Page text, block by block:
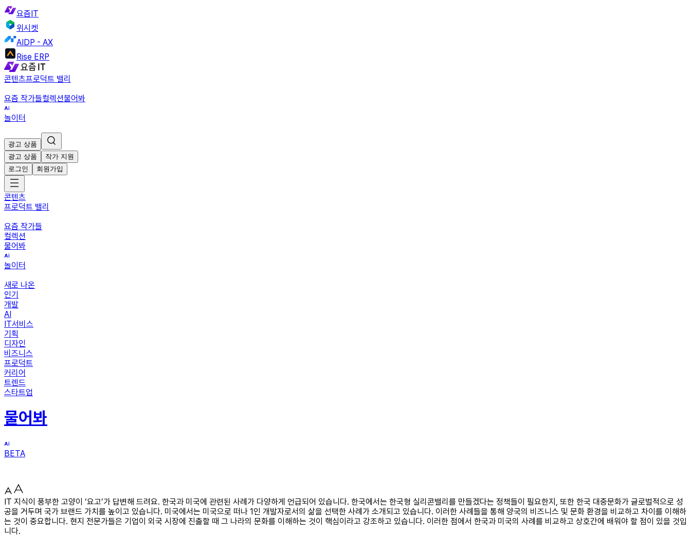
요즘IT
위시켓
AIDP - AX
Rise ERP
콘텐츠프로덕트 밸리
요즘 작가들컬렉션물어봐
놀이터
광고 상품
광고 상품
작가 지원
로그인
회원가입
콘텐츠
프로덕트 밸리
요즘 작가들
컬렉션
물어봐
놀이터
새로 나온
인기
개발
AI
IT서비스
기획
디자인
비즈니스
프로덕트
커리어
트렌드
스타트업
물어봐
BETA
IT 지식이 풍부한 고양이 ‘요고’가 답변해 드려요. 한국과 미국에 관련된 사례가 다양하게 언급되어 있습니다. 한국에서는 한국형 실리콘밸리를 만들겠다는 정책들이 필요한지, 또한 한국 대중문화가 글로벌적으로 성
공을 거두며 국가 브랜드 가치를 높이고 있습니다. 미국에서는 미국으로 떠나 1인 개발자로서의 삶을 선택한 사례가 소개되고 있습니다. 이러한 사례들을 통해 양국의 비즈니스 및 문화 환경을 비교하고 차이를 이해하
는 것이 중요합니다. 현지 전문가들은 기업이 외국 시장에 진출할 때 그 나라의 문화를 이해하는 것이 핵심이라고 강조하고 있습니다. 이러한 점에서 한국과 미국의 사례를 비교하고 상호간에 배워야 할 점이 있을 것입
니다.